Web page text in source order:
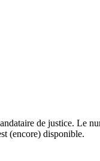
de justice. Le
(encore) disponible.